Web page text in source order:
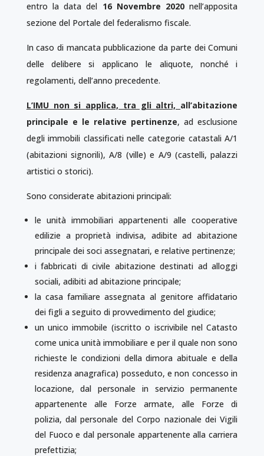
entro la data del 16 Novembre 2020 nell’apposita
sezione del Portale del federalismo fiscale.
In caso di mancata pubblicazione da parte dei Comuni
delle delibere si applicano le aliquote, nonché i
regolamenti, dell’anno precedente.
L’IMU non si applica, tra gli altri, all’abitazione
principale e le relative pertinenze, ad esclusione
degli immobili classificati nelle categorie catastali A/1
(abitazioni signorili), A/8 (ville) e A/9 (castelli, palazzi
artistici o storici).
Sono considerate abitazioni principali:
le unità immobiliari appartenenti alle cooperative
edilizie a proprietà indivisa, adibite ad abitazione
principale dei soci assegnatari, e relative pertinenze;
i fabbricati di civile abitazione destinati ad alloggi
sociali, adibiti ad abitazione principale;
la casa familiare assegnata al genitore affidatario
dei figli a seguito di provvedimento del giudice;
un unico immobile (iscritto o iscrivibile nel Catasto
come unica unità immobiliare e per il quale non sono
richieste le condizioni della dimora abituale e della
residenza anagrafica) posseduto, e non concesso in
locazione, dal personale in servizio permanente
appartenente alle Forze armate, alle Forze di
polizia, dal personale del Corpo nazionale dei Vigili
del Fuoco e dal personale appartenente alla carriera
prefettizia;